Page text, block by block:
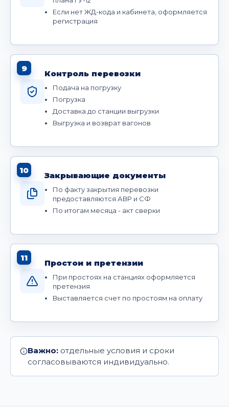
Если нет ЖД-кода и кабинета, оформляется
регистрация
9
Контроль перевозки
Подача на погрузку
Погрузка
Доставка до станции выгрузки
Выгрузка и возврат вагонов
10
Закрывающие документы
По факту закрытия перевозки
предоставляются АВР и СФ
По итогам месяца - акт сверки
11
Простои и претензии
При простоях на станциях оформляется
претензия
Выставляется счет по простоям на оплату
Важно: отдельные условия и сроки
согласовываются индивидуально.